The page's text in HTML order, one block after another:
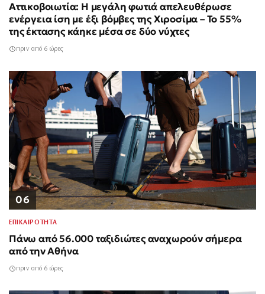
Αττικοβοιωτία: Η μεγάλη φωτιά απελευθέρωσε
ενέργεια ίση με έξι βόμβες της Χιροσίμα – Το 55%
της έκτασης κάηκε μέσα σε δύο νύχτες
πριν από 6 ώρες
06
ΕΠΙΚΑΙΡΟΤΗΤΑ
Πάνω από 56.000 ταξιδιώτες αναχωρούν σήμερα
από την Αθήνα
πριν από 6 ώρες